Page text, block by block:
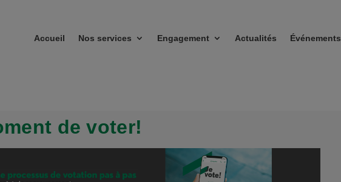
Accueil Nos services Engagement Actualités Événements
de voter!